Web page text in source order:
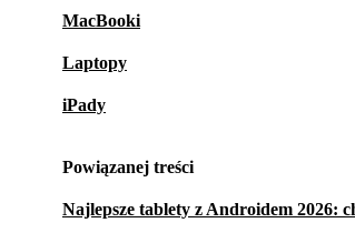
MacBooki
Laptopy
iPady
Powiązanej treści
Najlepsze tablety z Androidem 2026: